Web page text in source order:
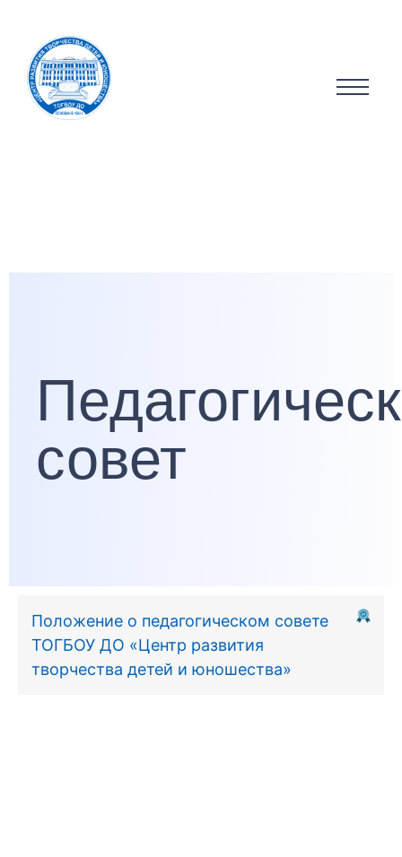
совет
Положение о педагогическом совете
ТОГБОУ ДО «Центр развития
творчества детей и юношества»